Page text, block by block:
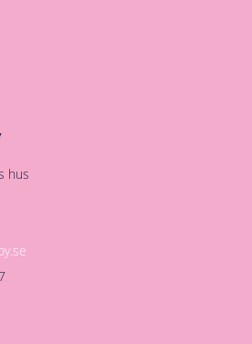
hus